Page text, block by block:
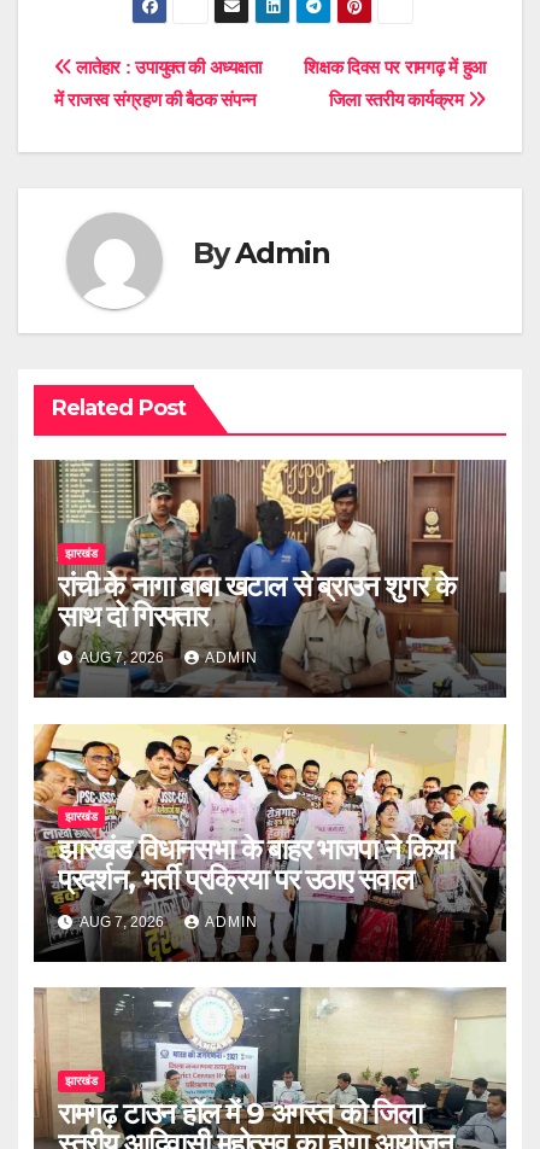
Post
navigation
शिक्षक दिवस पर रामगढ़ में हुआ
जिला स्तरीय कार्यक्रम
लातेहार : उपायुक्त की अध्यक्षता
में राजस्व संग्रहण की बैठक संपन्न
ByAdmin
Related Post
झारखंड
रांची के नागा बाबा खटाल से ब्राउन शुगर के
साथ दो गिरफ्तार
AUG 7, 2026 ADMIN
झारखंड
झारखंड विधानसभा के बाहर भाजपा ने किया
प्रदर्शन, भर्ती प्रक्रिया पर उठाए सवाल
AUG 7, 2026 ADMIN
झारखंड
रामगढ़ टाउन हॉल में 9 अगस्त को जिला